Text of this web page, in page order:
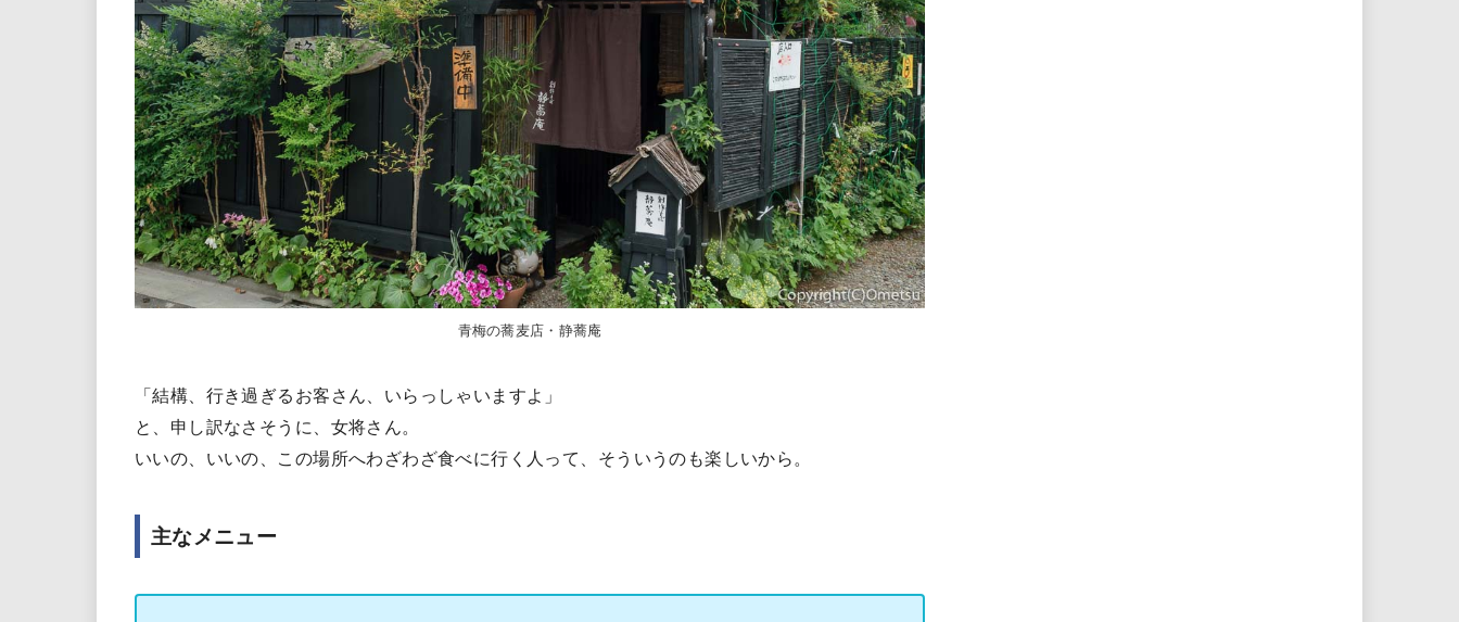
青梅の蕎麦店・静蕎庵
「結構、行き過ぎるお客さん、いらっしゃいますよ」
と、申し訳なさそうに、女将さん。
いいの、いいの、この場所へわざわざ食べに行く人って、そういうのも楽しいから。
主なメニュー